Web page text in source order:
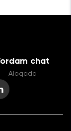
chat
Aloqada